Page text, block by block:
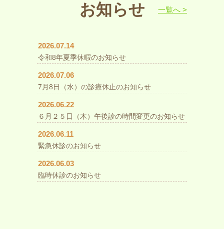
お知らせ 一覧へ >
2026.07.14
令和8年夏季休暇のお知らせ
2026.07.06
7月8日（水）の診療休止のお知らせ
2026.06.22
６月２５日（木）午後診の時間変更のお知らせ
2026.06.11
緊急休診のお知らせ
2026.06.03
臨時休診のお知らせ